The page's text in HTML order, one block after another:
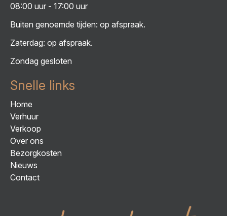
08:00 uur - 17:00 uur
Buiten genoemde tijden: op afspraak.
Zaterdag: op afspraak.
Zondag gesloten
Snelle links
Home
Verhuur
Verkoop
Over ons
Bezorgkosten
Nieuws
Contact